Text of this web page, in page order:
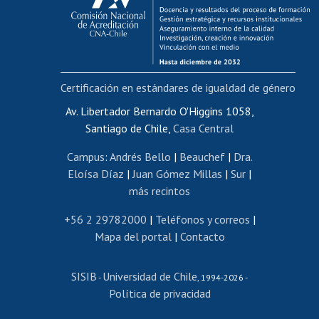
Funcionarias/os
Cursos internos de capacitación
Bienestar del personal
Portal de movilidad interna
Certificado de renta
Certificado de renta honorarios
Editar páginas blancas
Extranjeras/os
Revalidación y reconocimiento de títulos
Postulación al Programa de Movilidad Estudiantil
Cursos de español
Av. Libertador Bernardo O'Higgins 1058,
Santiago de Chile, Casa Central
Campus: Andrés Bello | Beauchef| Dra.
Eloísa Díaz | Juan Gómez Millas | Sur |
más recintos
+56 2 29782000 | Teléfonos y correos |
Mapa del portal| Contacto
SISIB - Universidad de Chile , 1994-2026 -
Política de privacidad
Certificación en estándares de igualdad de género